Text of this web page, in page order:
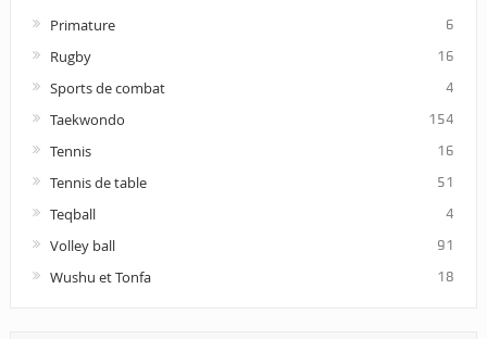
Primature 6
Rugby 16
Sports de combat 4
Taekwondo 154
Tennis 16
Tennis de table 51
Teqball 4
Volley ball 91
Wushu et Tonfa 18